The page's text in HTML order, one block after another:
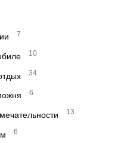
7
10
34
6
13
6